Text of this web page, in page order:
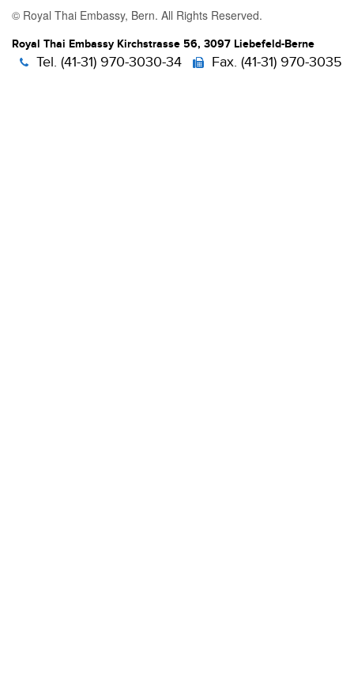
© Royal Thai Embassy, Bern. All Rights Reserved.
Royal Thai Embassy Kirchstrasse 56, 3097 Liebefeld-Berne
Tel. (41-31) 970-3030-34 Fax. (41-31) 970-3035